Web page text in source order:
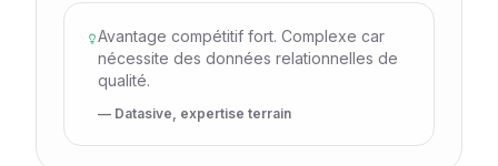
Avantage compétitif fort. Complexe car
nécessite des données relationnelles de
qualité.
— Datasive, expertise terrain